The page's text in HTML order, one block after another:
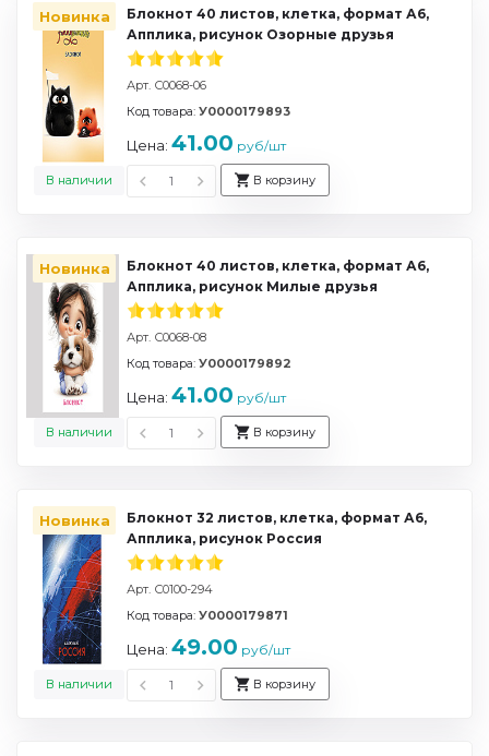
Новинка
Блокнот 40 листов, клетка, формат А6,
Апплика, рисунок Озорные друзья
Арт. С0068-06
В наличии
Код товара: У0000179893
Цена: 41.00 руб/шт
В корзину
Новинка
Блокнот 40 листов, клетка, формат А6,
Апплика, рисунок Милые друзья
Арт. С0068-08
В наличии
Код товара: У0000179892
Цена: 41.00 руб/шт
В корзину
Новинка
Блокнот 32 листов, клетка, формат А6,
Апплика, рисунок Россия
Арт. С0100-294
В наличии
Код товара: У0000179871
Цена: 49.00 руб/шт
В корзину